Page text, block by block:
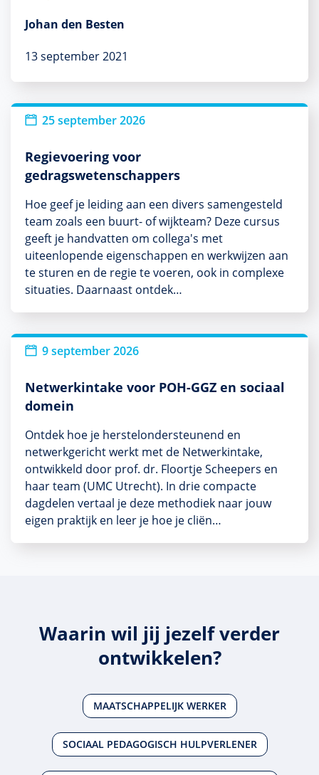
Johan den Besten
13 september 2021
25 september 2026
Regievoering voor
gedragswetenschappers
Hoe geef je leiding aan een divers samengesteld
team zoals een buurt- of wijkteam? Deze cursus
geeft je handvatten om collega's met
uiteenlopende eigenschappen en werkwijzen aan
te sturen en de regie te voeren, ook in complexe
situaties. Daarnaast ontdek…
Nieuw9 september 2026
Netwerkintake voor POH-GGZ en sociaal
domein
Ontdek hoe je herstelondersteunend en
netwerkgericht werkt met de Netwerkintake,
ontwikkeld door prof. dr. Floortje Scheepers en
haar team (UMC Utrecht). In drie compacte
dagdelen vertaal je deze methodiek naar jouw
eigen praktijk en leer je hoe je cliën…
Waarin wil jij jezelf verder
ontwikkelen?
MAATSCHAPPELIJK WERKER
SOCIAAL PEDAGOGISCH HULPVERLENER